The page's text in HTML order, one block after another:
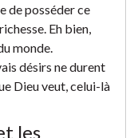
de posséder ce
Eh bien,
monde.
désirs ne durent
Dieu veut, celui-là
les